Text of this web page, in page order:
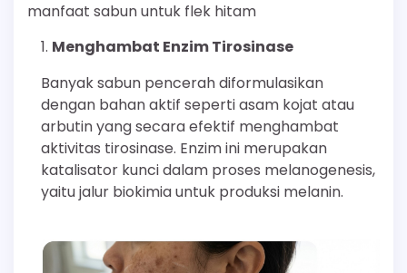
manfaat sabun untuk flek hitam
Menghambat Enzim Tirosinase
Banyak sabun pencerah diformulasikan
dengan bahan aktif seperti asam kojat atau
arbutin yang secara efektif menghambat
aktivitas tirosinase. Enzim ini merupakan
katalisator kunci dalam proses melanogenesis,
yaitu jalur biokimia untuk produksi melanin.